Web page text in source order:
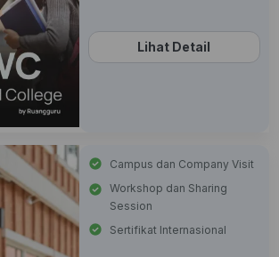
Lihat Detail
Campus dan Company Visit
Workshop dan Sharing
Session
Sertifikat Internasional